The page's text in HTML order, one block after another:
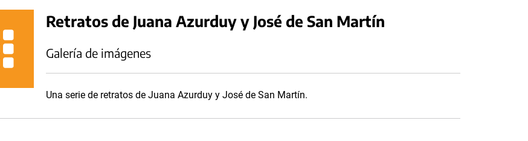
Retratos de Juana Azurduy y José de San Martín
Galería de imágenes
Una serie de retratos de Juana Azurduy y José de San Martín.